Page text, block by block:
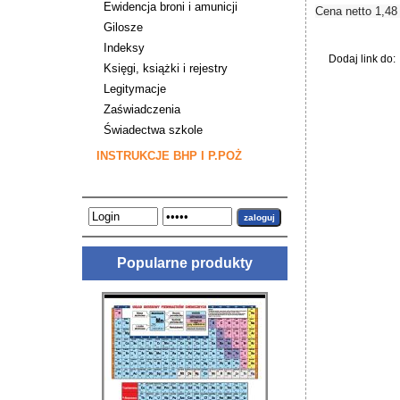
Ewidencja broni i amunicji
Gilosze
Indeksy
Księgi, książki i rejestry
Legitymacje
Zaświadczenia
Świadectwa szkole
INSTRUKCJE BHP I P.POŻ
Popularne produkty
Cena netto 1,48
Dodaj link do: